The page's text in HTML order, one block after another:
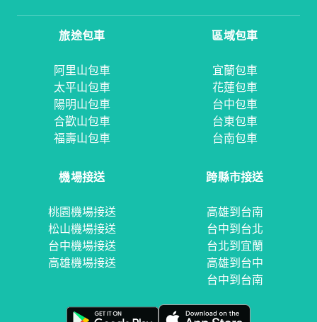
旅途包車
阿里山包車
太平山包車
陽明山包車
合歡山包車
福壽山包車
區域包車
宜蘭包車
花蓮包車
台中包車
台東包車
台南包車
機場接送
桃園機場接送
松山機場接送
台中機場接送
高雄機場接送
跨縣市接送
高雄到台南
台中到台北
台北到宜蘭
高雄到台中
台中到台南